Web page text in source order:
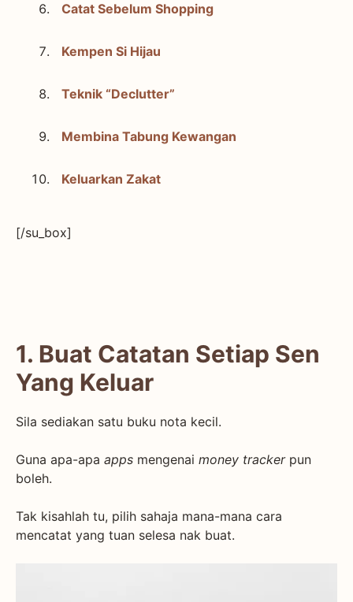
Catat Sebelum Shopping
Kempen Si Hijau
Teknik “Declutter”
Membina Tabung Kewangan
Keluarkan Zakat
[/su_box]
1. Buat Catatan Setiap Sen
Yang Keluar
Sila sediakan satu buku nota kecil.
Guna apa-apa apps mengenai money trackerpun
boleh.
Tak kisahlah tu, pilih sahaja mana-mana cara
mencatat yang tuan selesa nak buat.